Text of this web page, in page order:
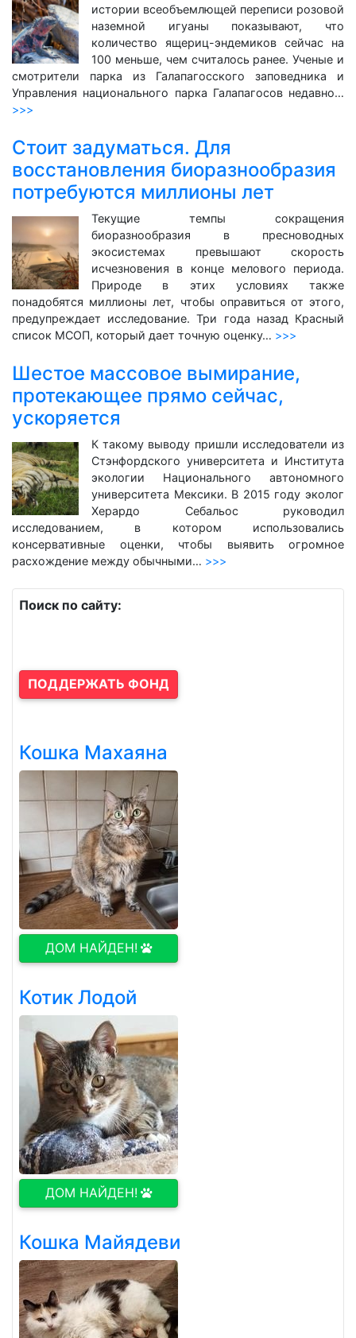
истории всеобъемлющей переписи розовой
наземной игуаны показывают, что
количество ящериц-эндемиков сейчас на
100 меньше, чем считалось ранее. Ученые и
смотрители парка из Галапагосского заповедника и
Управления национального парка Галапагосов недавно…
>>>
Стоит задуматься. Для
восстановления биоразнообразия
потребуются миллионы лет
Текущие темпы сокращения
биоразнообразия в пресноводных
экосистемах превышают скорость
исчезновения в конце мелового периода.
Природе в этих условиях также
понадобятся миллионы лет, чтобы оправиться от этого,
предупреждает исследование. Три года назад Красный
список МСОП, который дает точную оценку… >>>
Шестое массовое вымирание,
протекающее прямо сейчас,
ускоряется
К такому выводу пришли исследователи из
Стэнфордского университета и Института
экологии Национального автономного
университета Мексики. В 2015 году эколог
Херардо Себальос руководил
исследованием, в котором использовались
консервативные оценки, чтобы выявить огромное
расхождение между обычными… >>>
Поиск по сайту:
ПОДДЕРЖАТЬ ФОНД
Кошка Махаяна
ДОМ НАЙДЕН!
Котик Лодой
ДОМ НАЙДЕН!
Кошка Майядеви